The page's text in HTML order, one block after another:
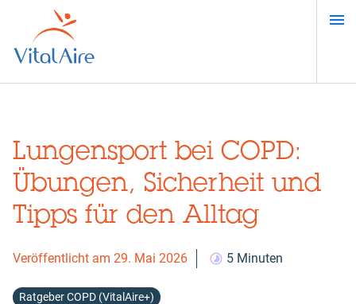
Inhalt
Lungensport bei COPD:
Übungen, Sicherheit und
Tipps für den Alltag
Veröffentlicht am 29. Mai 2026 5 Minuten
Ratgeber COPD (VitalAire+)